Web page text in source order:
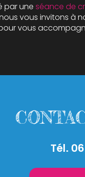
par une séance de
vous invitons à
vous
Tél.